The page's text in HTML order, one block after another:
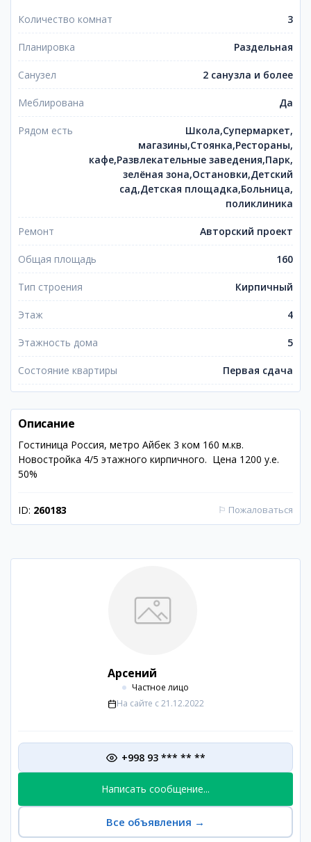
Количество комнат 3
Планировка Раздельная
Санузел 2 санузла и более
Меблирована Да
Рядом есть
Школа,Супермаркет,
магазины,Стоянка,Рестораны,
кафе,Развлекательные заведения,Парк,
зелёная зона,Остановки,Детский
сад,Детская площадка,Больница,
поликлиника
Ремонт Авторский проект
Общая площадь 160
Тип строения Кирпичный
Этаж 4
Этажность дома 5
Состояние квартиры Первая сдача
Описание
Гостиница Россия, метро Айбек 3 ком 160 м.кв.
Новостройка 4/5 этажного кирпичного. Цена 1200 у.е.
50%
ID: 260183 ⚐ Пожаловаться
Арсений
Частное лицо
На сайте с 21.12.2022
+998 93 *** ** **
Написать сообщение...
Все объявления →